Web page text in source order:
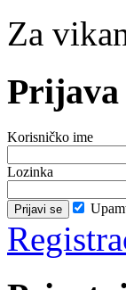
Za
Prijava
Korisničko ime
Lozinka